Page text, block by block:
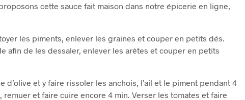
cette sauce fait maison dans notre épicerie en ligne,
les piments, enlever les graines et couper en petits dés.
afin de les dessaler, enlever les arêtes et couper en petits
d’olive et y faire rissoler les anchois, l’ail et le piment pendant 4
et faire cuire encore 4 min. Verser les tomates et faire